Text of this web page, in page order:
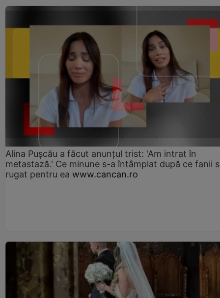
Alina Pușcău a făcut anunțul trist: 'Am intrat în
metastază.' Ce minune s-a întâmplat după ce fanii
rugat pentru ea www.cancan.ro